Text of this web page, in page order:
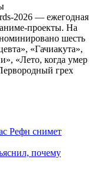
2026 — ежегодная
проекты. На
шесть
«Гачиакута»,
«Лето, когда умер
грех
Рефн снимет
почему